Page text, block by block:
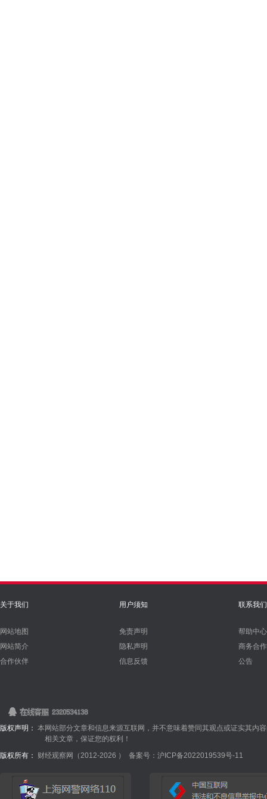
关于我们
网站地图
网站简介
合作伙伴
用户须知
免责声明
隐私声明
信息反馈
联系我们
帮助中心
商务合作
公告
版权声明： 本网站部分文章和信息来源互联网，并不意味着赞同其观点或证实其内
相关文章，保证您的权利！
版权所有：
财经观察网（2012-2026 ） 备案号：沪ICP备2022019539号-11